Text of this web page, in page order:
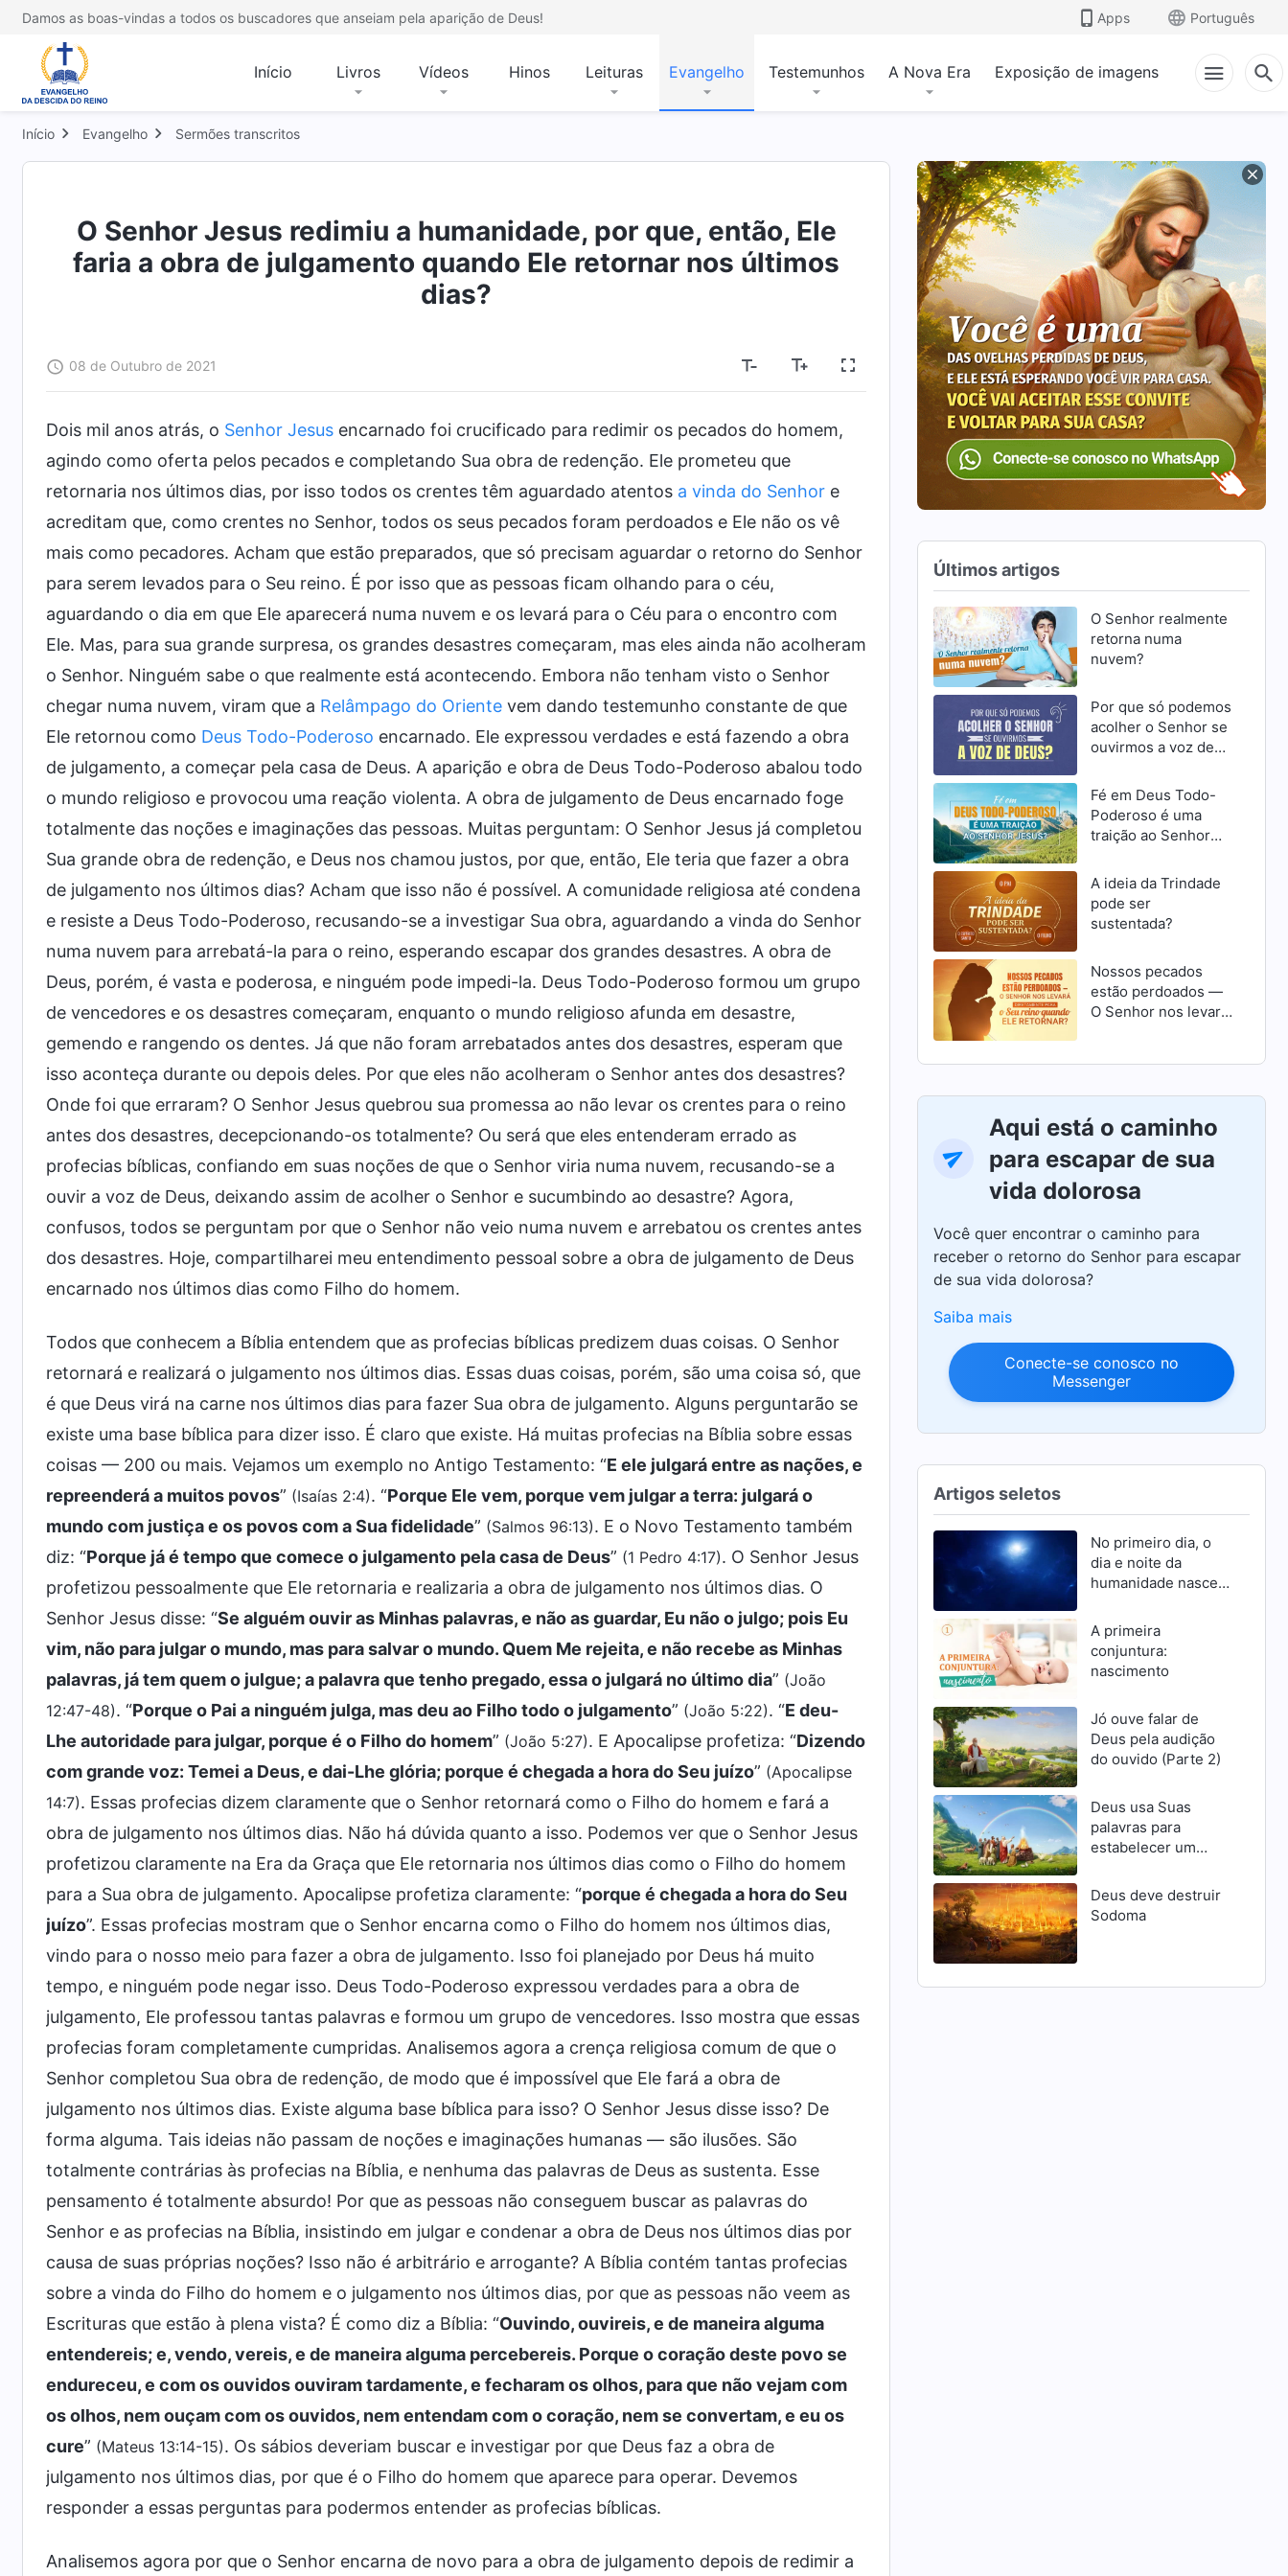
Damos as boas-vindas a todos os buscadores que anseiam pela aparição de Deus! Apps Português
Início Livros Vídeos Hinos Leituras Evangelho Testemunhos A Nova Era Exposição de imagens
Início Evangelho Sermões transcritos
O Senhor Jesus redimiu a humanidade, por que, então, Ele
faria a obra de julgamento quando Ele retornar nos últimos
dias?
08 de Outubro de 2021
Dois mil anos atrás, o Senhor Jesus encarnado foi crucificado para redimir os pecados do homem,
agindo como oferta pelos pecados e completando Sua obra de redenção. Ele prometeu que
retornaria nos últimos dias, por isso todos os crentes têm aguardado atentos a vinda do Senhor e
acreditam que, como crentes no Senhor, todos os seus pecados foram perdoados e Ele não os vê
mais como pecadores. Acham que estão preparados, que só precisam aguardar o retorno do Senhor
para serem levados para o Seu reino. É por isso que as pessoas ficam olhando para o céu,
aguardando o dia em que Ele aparecerá numa nuvem e os levará para o Céu para o encontro com
Ele. Mas, para sua grande surpresa, os grandes desastres começaram, mas eles ainda não acolheram
o Senhor. Ninguém sabe o que realmente está acontecendo. Embora não tenham visto o Senhor
chegar numa nuvem, viram que a Relâmpago do Oriente vem dando testemunho constante de que
Ele retornou como Deus Todo-Poderoso encarnado. Ele expressou verdades e está fazendo a obra
de julgamento, a começar pela casa de Deus. A aparição e obra de Deus Todo-Poderoso abalou todo
o mundo religioso e provocou uma reação violenta. A obra de julgamento de Deus encarnado foge
totalmente das noções e imaginações das pessoas. Muitas perguntam: O Senhor Jesus já completou
Sua grande obra de redenção, e Deus nos chamou justos, por que, então, Ele teria que fazer a obra
de julgamento nos últimos dias? Acham que isso não é possível. A comunidade religiosa até condena
e resiste a Deus Todo-Poderoso, recusando-se a investigar Sua obra, aguardando a vinda do Senhor
numa nuvem para arrebatá-la para o reino, esperando escapar dos grandes desastres. A obra de
Deus, porém, é vasta e poderosa, e ninguém pode impedi-la. Deus Todo-Poderoso formou um grupo
de vencedores e os desastres começaram, enquanto o mundo religioso afunda em desastre,
gemendo e rangendo os dentes. Já que não foram arrebatados antes dos desastres, esperam que
isso aconteça durante ou depois deles. Por que eles não acolheram o Senhor antes dos desastres?
Onde foi que erraram? O Senhor Jesus quebrou sua promessa ao não levar os crentes para o reino
antes dos desastres, decepcionando-os totalmente? Ou será que eles entenderam errado as
profecias bíblicas, confiando em suas noções de que o Senhor viria numa nuvem, recusando-se a
ouvir a voz de Deus, deixando assim de acolher o Senhor e sucumbindo ao desastre? Agora,
confusos, todos se perguntam por que o Senhor não veio numa nuvem e arrebatou os crentes antes
dos desastres. Hoje, compartilharei meu entendimento pessoal sobre a obra de julgamento de Deus
encarnado nos últimos dias como Filho do homem.
Todos que conhecem a Bíblia entendem que as profecias bíblicas predizem duas coisas. O Senhor
retornará e realizará o julgamento nos últimos dias. Essas duas coisas, porém, são uma coisa só, que
é que Deus virá na carne nos últimos dias para fazer Sua obra de julgamento. Alguns perguntarão se
existe uma base bíblica para dizer isso. É claro que existe. Há muitas profecias na Bíblia sobre essas
coisas — 200 ou mais. Vejamos um exemplo no Antigo Testamento: “E ele julgará entre as nações, e
repreenderá a muitos povos” (Isaías 2:4). “Porque Ele vem, porque vem julgar a terra: julgará o
mundo com justiça e os povos com a Sua fidelidade” (Salmos 96:13). E o Novo Testamento também
diz: “Porque já é tempo que comece o julgamento pela casa de Deus” (1 Pedro 4:17). O Senhor Jesus
profetizou pessoalmente que Ele retornaria e realizaria a obra de julgamento nos últimos dias. O
Senhor Jesus disse: “Se alguém ouvir as Minhas palavras, e não as guardar, Eu não o julgo; pois Eu
vim, não para julgar o mundo, mas para salvar o mundo. Quem Me rejeita, e não recebe as Minhas
palavras, já tem quem o julgue; a palavra que tenho pregado, essa o julgará no último dia” (João
12:47-48). “Porque o Pai a ninguém julga, mas deu ao Filho todo o julgamento” (João 5:22). “E deu-
Lhe autoridade para julgar, porque é o Filho do homem” (João 5:27). E Apocalipse profetiza: “Dizendo
com grande voz: Temei a Deus, e dai-Lhe glória; porque é chegada a hora do Seu juízo” (Apocalipse
14:7). Essas profecias dizem claramente que o Senhor retornará como o Filho do homem e fará a
obra de julgamento nos últimos dias. Não há dúvida quanto a isso. Podemos ver que o Senhor Jesus
profetizou claramente na Era da Graça que Ele retornaria nos últimos dias como o Filho do homem
para a Sua obra de julgamento. Apocalipse profetiza claramente: “porque é chegada a hora do Seu
juízo”. Essas profecias mostram que o Senhor encarna como o Filho do homem nos últimos dias,
vindo para o nosso meio para fazer a obra de julgamento. Isso foi planejado por Deus há muito
tempo, e ninguém pode negar isso. Deus Todo-Poderoso expressou verdades para a obra de
julgamento, Ele professou tantas palavras e formou um grupo de vencedores. Isso mostra que essas
profecias foram completamente cumpridas. Analisemos agora a crença religiosa comum de que o
Senhor completou Sua obra de redenção, de modo que é impossível que Ele fará a obra de
julgamento nos últimos dias. Existe alguma base bíblica para isso? O Senhor Jesus disse isso? De
forma alguma. Tais ideias não passam de noções e imaginações humanas — são ilusões. São
totalmente contrárias às profecias na Bíblia, e nenhuma das palavras de Deus as sustenta. Esse
pensamento é totalmente absurdo! Por que as pessoas não conseguem buscar as palavras do
Senhor e as profecias na Bíblia, insistindo em julgar e condenar a obra de Deus nos últimos dias por
causa de suas próprias noções? Isso não é arbitrário e arrogante? A Bíblia contém tantas profecias
sobre a vinda do Filho do homem e o julgamento nos últimos dias, por que as pessoas não veem as
Escrituras que estão à plena vista? É como diz a Bíblia: “Ouvindo, ouvireis, e de maneira alguma
entendereis; e, vendo, vereis, e de maneira alguma percebereis. Porque o coração deste povo se
endureceu, e com os ouvidos ouviram tardamente, e fecharam os olhos, para que não vejam com
os olhos, nem ouçam com os ouvidos, nem entendam com o coração, nem se convertam, e eu os
cure” (Mateus 13:14-15). Os sábios deveriam buscar e investigar por que Deus faz a obra de
julgamento nos últimos dias, por que é o Filho do homem que aparece para operar. Devemos
responder a essas perguntas para podermos entender as profecias bíblicas.
Analisemos agora por que o Senhor encarna de novo para a obra de julgamento depois de redimir a
Últimos artigos
O Senhor realmente
retorna numa
nuvem?
Por que só podemos
acolher o Senhor se
ouvirmos a voz de
Fé em Deus Todo-
Poderoso é uma
traição ao Senhor
A ideia da Trindade
pode ser
sustentada?
Nossos pecados
estão perdoados —
O Senhor nos levará
Aqui está o caminho
para escapar de sua
vida dolorosa
Você quer encontrar o caminho para
receber o retorno do Senhor para escapar
de sua vida dolorosa?
Saiba mais
Conecte-se conosco no
Messenger
Artigos seletos
No primeiro dia, o
dia e noite da
humanidade nascem
graças à autoridade
de Deus
A primeira
conjuntura:
nascimento
Jó ouve falar de
Deus pela audição
do ouvido (Parte 2)
Deus usa Suas
palavras para
estabelecer um
Deus deve destruir
Sodoma